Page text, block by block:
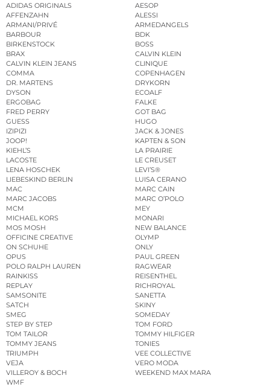
ADIDAS ORIGINALS
AESOP
AFFENZAHN
ALESSI
ARMANI/PRIVÉ
ARMEDANGELS
BARBOUR
BDK
BIRKENSTOCK
BOSS
BRAX
CALVIN KLEIN
CALVIN KLEIN JEANS
CLINIQUE
COMMA
COPENHAGEN
DR. MARTENS
DRYKORN
DYSON
ECOALF
ERGOBAG
FALKE
FRED PERRY
GOT BAG
GUESS
HUGO
IZIPIZI
JACK & JONES
JOOP!
KAPTEN & SON
KIEHL’S
LA PRAIRIE
LACOSTE
LE CREUSET
LENA HOSCHEK
LEVI’S®
LIEBESKIND BERLIN
LUISA CERANO
MAC
MARC CAIN
MARC JACOBS
MARC O’POLO
MCM
MEY
MICHAEL KORS
MONARI
MOS MOSH
NEW BALANCE
OFFICINE CREATIVE
OLYMP
ON SCHUHE
ONLY
OPUS
PAUL GREEN
POLO RALPH LAUREN
RAGWEAR
RAINKISS
REISENTHEL
REPLAY
RICHROYAL
SAMSONITE
SANETTA
SATCH
SKINY
SMEG
SOMEDAY
STEP BY STEP
TOM FORD
TOM TAILOR
TOMMY HILFIGER
TOMMY JEANS
TONIES
TRIUMPH
VEE COLLECTIVE
VEJA
VERO MODA
VILLEROY & BOCH
WEEKEND MAX MARA
WMF